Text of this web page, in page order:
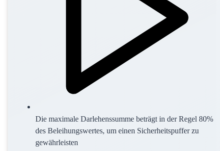
Die maximale Darlehenssumme beträgt in der Regel 80%
des Beleihungswertes, um einen Sicherheitspuffer zu
gewährleisten